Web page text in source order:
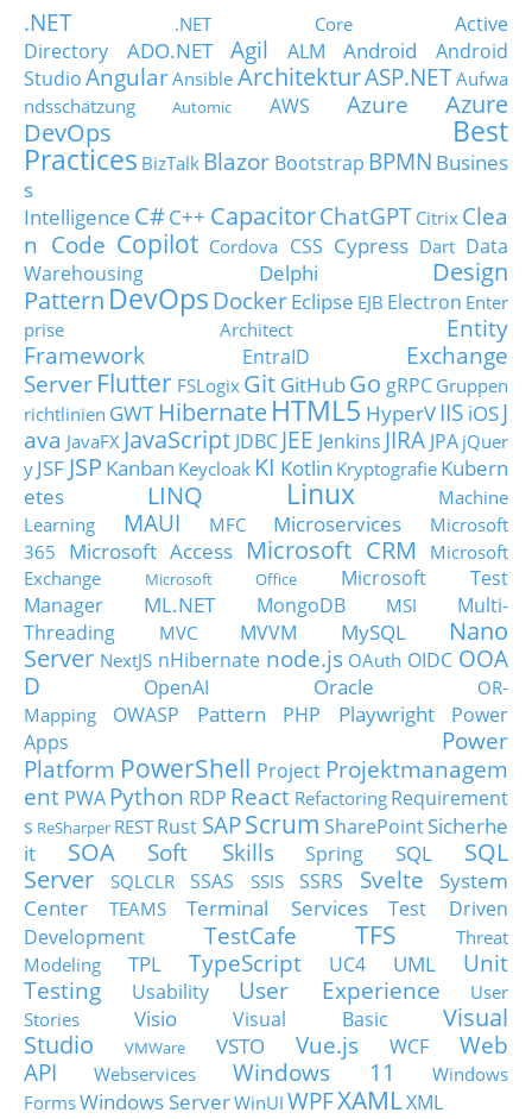
.NET .NET Core
Active
Directory
ADO.NET Agil ALM Android
Android
StudioAngularAnsible ArchitekturASP.NETAufwa
ndsschätzung
Automic AWS Azure
Azure
DevOps
Best
Practices BizTalk Blazor Bootstrap BPMN Busines
s
Intelligence C#C++ CapacitorChatGPT Citrix Clea
n Code Copilot Cordova CSS Cypress Dart Data
Warehousing
Delphi
Design
Pattern DevOps DockerEclipse EJB Electron Enter
prise Architect
Entity
Framework
EntraID
Exchange
Server Flutter FSLogix Git GitHubGo gRPC Gruppen
richtlinien GWT HibernateHTML5 HyperVIIS iOSJ
ava JavaFX JavaScript JDBC JEE Jenkins JIRA JPA jQuer
y JSF JSP Kanban Keycloak KI Kotlin Kryptografie Kubern
etes
LINQ Linux
Machine
Learning
MAUI MFC Microservices
Microsoft
365
Microsoft Access Microsoft CRM
Microsoft
Exchange
Microsoft Office
Microsoft Test
Manager
ML.NET MongoDB MSI
Multi-
Threading
MVC MVVM MySQL
Nano
Server NextJS nHibernate node.js OAuth OIDC OOA
D
OpenAI Oracle
OR-
Mapping
OWASP Pattern PHP Playwright
Power
Apps
Power
Platform PowerShell Project Projektmanagem
ent PWA Python RDP React Refactoring Requirement
s ReSharper RESTRust SAPScrum SharePointSicherhe
it
SOA Soft Skills Spring SQL
SQL
Server
SQLCLR SSAS SSIS SSRS Svelte
System
Center
TEAMS Terminal Services
Test Driven
Development
TestCafe TFS
Threat
Modeling
TPL TypeScript UC4 UML
Unit
Testing
Usability User Experience
User
Stories
Visio Visual Basic
Visual
Studio
VMWare VSTO Vue.js WCF
Web
API
Webservices Windows 11
Windows
FormsWindows ServerWinUI WPFXAMLXML